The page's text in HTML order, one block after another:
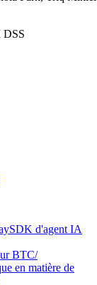
SDK d'agent IA
BTC/
en matière de